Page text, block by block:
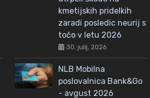
kmetijskih pridelkih
zaradi posledic neurij s
točo v letu 2026
30. julij, 2026
NLB Mobilna
poslovalnica Bank&Go
- avgust 2026